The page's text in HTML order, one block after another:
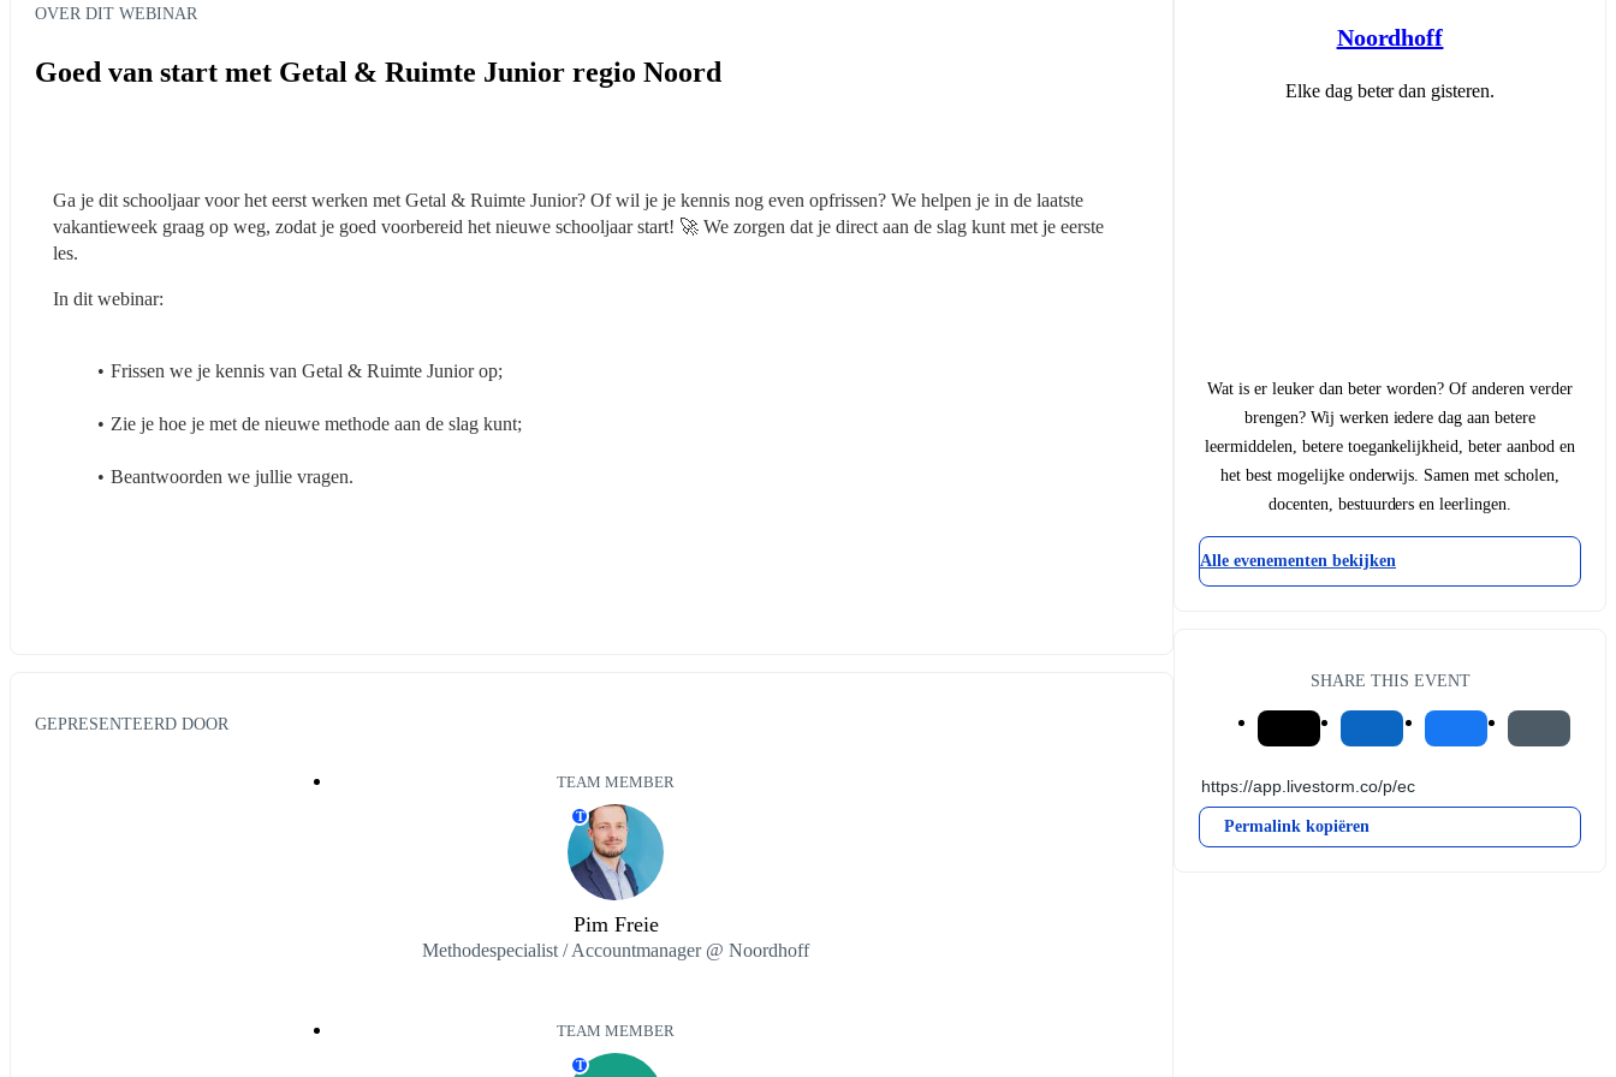
OVER DIT WEBINAR
Goed van start met Getal & Ruimte Junior regio Noord
Ga je dit schooljaar voor het eerst werken met Getal & Ruimte Junior? Of wil je je kennis nog even opfrissen? We helpen je in de laatste
vakantieweek graag op weg, zodat je goed voorbereid het nieuwe schooljaar start! 🚀 We zorgen dat je direct aan de slag kunt met je eerste
les.
In dit webinar:
Frissen we je kennis van Getal & Ruimte Junior op;
Zie je hoe je met de nieuwe methode aan de slag kunt;
Beantwoorden we jullie vragen.
GEPRESENTEERD DOOR
TEAM MEMBER
T
Pim Freie
Methodespecialist / Accountmanager @ Noordhoff
TEAM MEMBER
T
Noordhoff
Elke dag beter dan gisteren.
Wat is er leuker dan beter worden? Of anderen verder
brengen? Wij werken iedere dag aan betere
leermiddelen, betere toegankelijkheid, beter aanbod en
het best mogelijke onderwijs. Samen met scholen,
docenten, bestuurders en leerlingen.
Alle evenementen bekijken
SHARE THIS EVENT
Permalink kopiëren